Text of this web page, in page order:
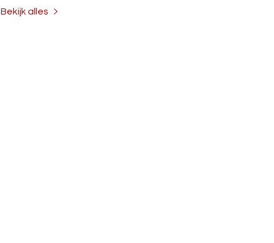
Bekijk alles